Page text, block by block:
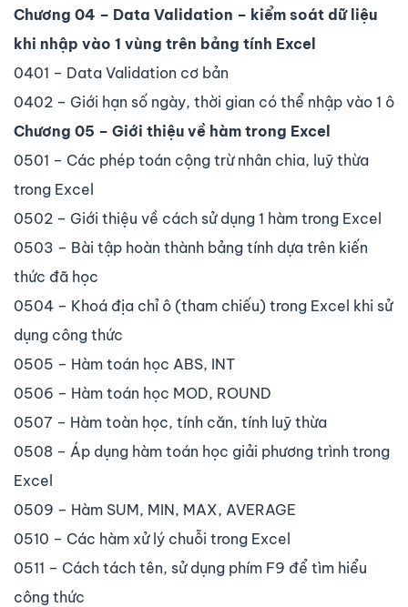
Chương 04 – Data Validation – kiểm soát dữ liệu
khi nhập vào 1 vùng trên bảng tính Excel
0401 – Data Validation cơ bản
0402 – Giới hạn số ngày, thời gian có thể nhập vào 1 ô
Chương 05 – Giới thiệu về hàm trong Excel
0501 – Các phép toán cộng trừ nhân chia, luỹ thừa
trong Excel
0502 – Giới thiệu về cách sử dụng 1 hàm trong Excel
0503 – Bài tập hoàn thành bảng tính dựa trên kiến
thức đã học
0504 – Khoá địa chỉ ô (tham chiếu) trong Excel khi sử
dụng công thức
0505 – Hàm toán học ABS, INT
0506 – Hàm toán học MOD, ROUND
0507 – Hàm toàn học, tính căn, tính luỹ thừa
0508 – Áp dụng hàm toán học giải phương trình trong
Excel
0509 – Hàm SUM, MIN, MAX, AVERAGE
0510 – Các hàm xử lý chuỗi trong Excel
0511 – Cách tách tên, sử dụng phím F9 để tìm hiểu
công thức